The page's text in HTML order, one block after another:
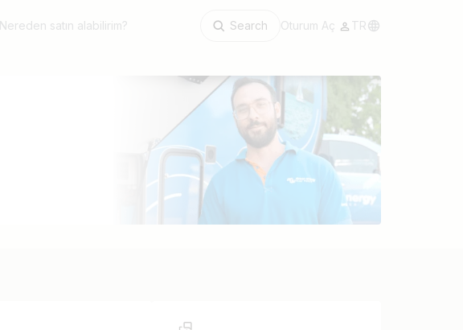
Nereden satın alabilirim? Search Oturum Aç TR